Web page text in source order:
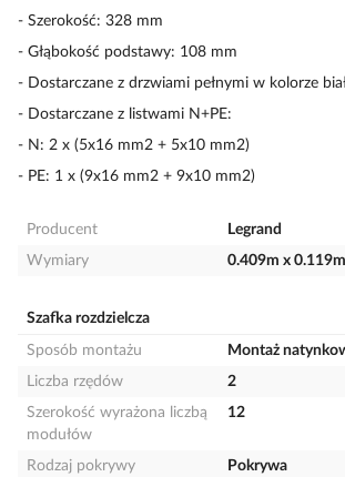
- Szerokość: 328 mm
- Głąbokość podstawy: 108 mm
- Dostarczane z drzwiami pełnymi w kolorze
- Dostarczane z listwami N+PE:
- N: 2 x (5x16 mm2 + 5x10 mm2)
- PE: 1 x (9x16 mm2 + 9x10 mm2)
Producent
Legrand
Wymiary
0.409m x
Szafka rozdzielcza
Sposób montażu
Montaż
Liczba rzędów
2
Szerokość wyrażona liczbą
modułów
12
Rodzaj pokrywy
Pokrywa